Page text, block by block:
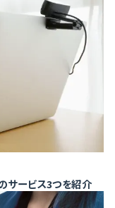
サービス3つを紹介